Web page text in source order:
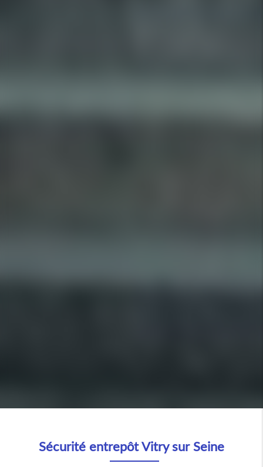
Sécurité entrepôt Vitry sur Seine